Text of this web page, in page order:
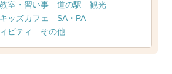
教室・習い事 道の駅
観光
キッズカフェ
SA・PA
ビティ その他